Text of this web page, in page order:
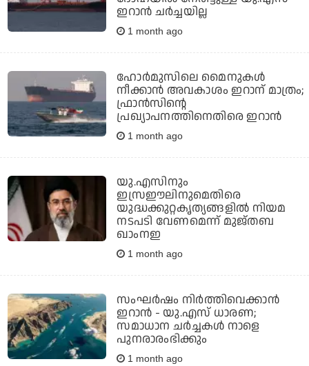
ഇറാന്‍ ചര്‍ച്ചയില്ല
1 month ago
ഹോര്‍മുസിലെ മൈനുകള്‍
നീക്കാന്‍ അവകാശം ഇറാന് മാത്രം;
ഫ്രാന്‍സിന്റെ
പ്രഖ്യാപനത്തിനെതിരെ ഇറാന്‍
1 month ago
യു.എസിനും
ഇസ്രഈലിനുമെതിരെ
യുദ്ധക്കുറ്റകൃത്യങ്ങളില്‍ നിയമ
നടപടി വേണമെന്ന് മുജ്തബ
ഖാംനഇ
1 month ago
സംഘര്‍ഷം നിര്‍ത്തിവെക്കാന്‍
ഇറാന്‍ - യു.എസ് ധാരണ;
സമാധാന ചര്‍ച്ചകള്‍ നാളെ
പുനരാരംഭിക്കും
1 month ago